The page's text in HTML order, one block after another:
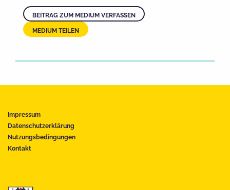
BEITRAG ZUM MEDIUM VERFASSEN
MEDIUM TEILEN
Impressum
Datenschutzerklärung
Nutzungsbedingungen
Kontakt